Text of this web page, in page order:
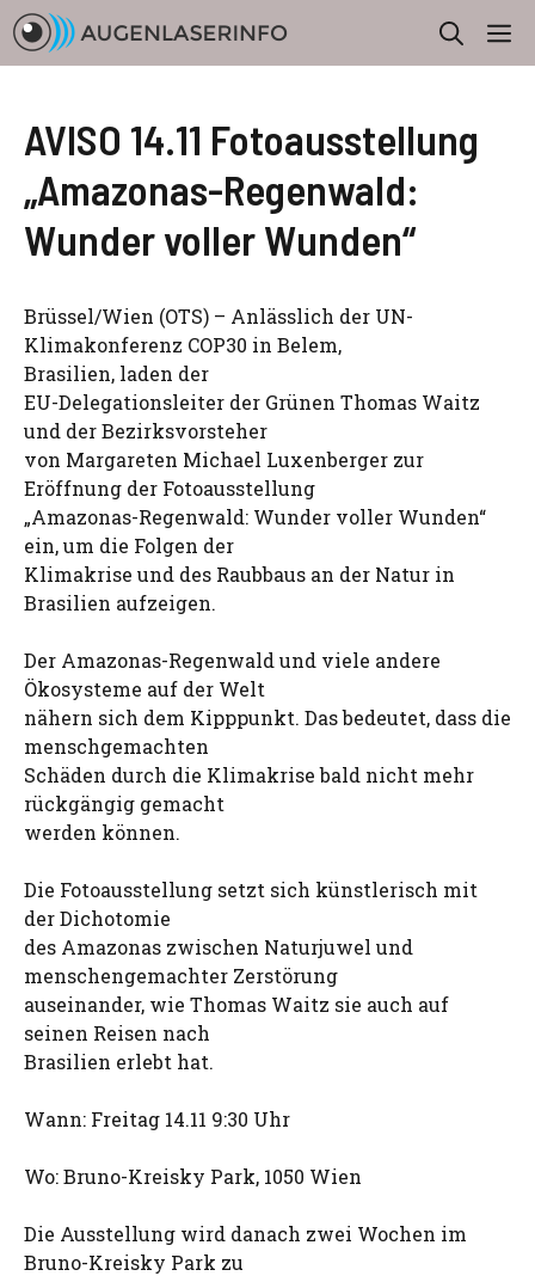
Zum
Inhalt
springen
AVISO 14.11 Fotoausstellung
„Amazonas-Regenwald:
Wunder voller Wunden“
Brüssel/Wien (OTS) – Anlässlich der UN-
Klimakonferenz COP30 in Belem,
Brasilien, laden der
EU-Delegationsleiter der Grünen Thomas Waitz
und der Bezirksvorsteher
von Margareten Michael Luxenberger zur
Eröffnung der Fotoausstellung
„Amazonas-Regenwald: Wunder voller Wunden“
ein, um die Folgen der
Klimakrise und des Raubbaus an der Natur in
Brasilien aufzeigen.
Der Amazonas-Regenwald und viele andere
Ökosysteme auf der Welt
nähern sich dem Kipppunkt. Das bedeutet, dass die
menschgemachten
Schäden durch die Klimakrise bald nicht mehr
rückgängig gemacht
werden können.
Die Fotoausstellung setzt sich künstlerisch mit
der Dichotomie
des Amazonas zwischen Naturjuwel und
menschengemachter Zerstörung
auseinander, wie Thomas Waitz sie auch auf
seinen Reisen nach
Brasilien erlebt hat.
Wann: Freitag 14.11 9:30 Uhr
Wo: Bruno-Kreisky Park, 1050 Wien
Die Ausstellung wird danach zwei Wochen im
Bruno-Kreisky Park zu